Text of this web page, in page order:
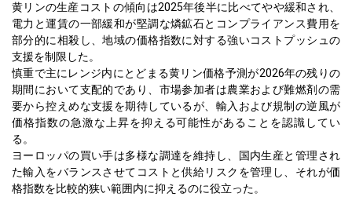
黄リンの生産コストの傾向は2025年後半に比べてやや緩和され、
電力と運賃の一部緩和が堅調な燐鉱石とコンプライアンス費用を
部分的に相殺し、地域の価格指数に対する強いコストプッシュの
支援を制限した。
慎重で主にレンジ内にとどまる黄リン価格予測が2026年の残りの
期間において支配的であり、市場参加者は農業および難燃剤の需
要から控えめな支援を期待しているが、輸入および規制の逆風が
価格指数の急激な上昇を抑える可能性があることを認識してい
る。
ヨーロッパの買い手は多様な調達を維持し、国内生産と管理され
た輸入をバランスさせてコストと供給リスクを管理し、それが価
格指数を比較的狭い範囲内に抑えるのに役立った。